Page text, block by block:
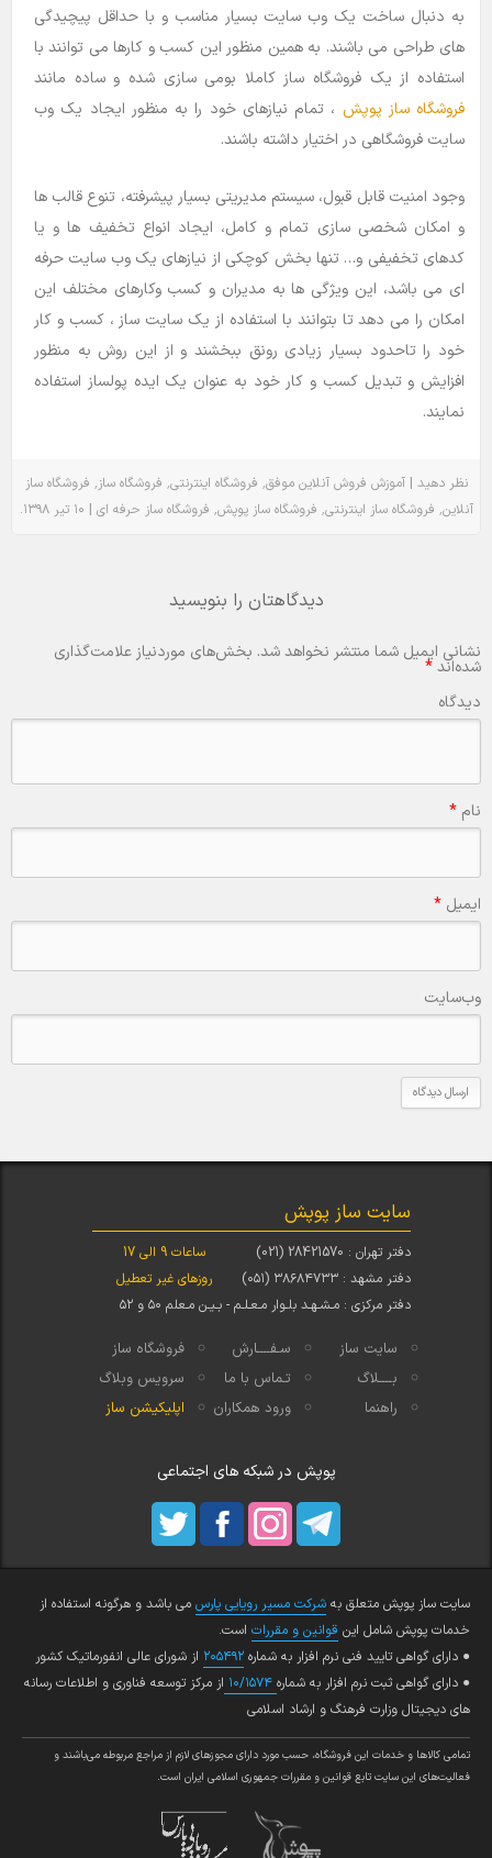
به دنبال ساخت یک وب سایت بسیار مناسب و با حداقل پیچیدگی
های طراحی می باشند. به همین منظور این کسب و کارها می توانند با
استفاده از یک فروشگاه ساز کاملا بومی سازی شده و ساده مانند
فروشگاه ساز پوپش ، تمام نیازهای خود را به منظور ایجاد یک وب
سایت فروشگاهی در اختیار داشته باشند.
وجود امنیت قابل قبول، سیستم مدیریتی بسیار پیشرفته، تنوع قالب ها
و امکان شخصی سازی تمام و کامل، ایجاد انواع تخفیف ها و یا
کدهای تخفیفی و… تنها بخش کوچکی از نیازهای یک وب سایت حرفه
ای می باشد، این ویژگی ها به مدیران و کسب وکارهای مختلف این
امکان را می دهد تا بتوانند با استفاده از یک سایت ساز ، کسب و کار
خود را تاحدود بسیار زیادی رونق ببخشند و از این روش به منظور
افزایش و تبدیل کسب و کار خود به عنوان یک ایده پولساز استفاده
نمایند.
نظر دهید |آموزش فروش آنلاین موفق٬ فروشگاه اینترنتی٬ فروشگاه ساز٬ فروشگاه ساز
آنلاین٬ فروشگاه ساز اینترنتی٬ فروشگاه ساز پوپش٬ فروشگاه ساز حرفه ای | ۱۰ تیر ۱۳۹۸ .
دیدگاهتان را بنویسید
نشانی ایمیل شما منتشر نخواهد شد. بخش‌های موردنیاز علامت‌گذاری
شده‌اند*
دیدگاه
نام *
ایمیل *
وب‌سایت
سایت ساز پوپش
دفتر تهران : 28421570 (021)
دفتر مشهد : ۳۸۶۸۴۷۳۳ (۰۵۱)
ساعات 9 الی 17
روزهای غیر تعطیل
دفتر مرکزی : مـشـهـد بلـوار مـعـلـم - بـیـن مـعلم ۵۰ و ۵۲
سایت ساز سـفــــارش
فروشگاه ساز
بــــلاگ
تـماس با ما
سرویس وبلاگ
راهنما
ورود همکاران اپلیکیشن ساز
پوپش در شبکه های اجتماعی
سایت ساز پوپش متعلق به شرکت مسیر رویایی پارس می باشد و هرگونه استفاده از
خدمات پوپش شامل این قوانین و مقررات است.
● دارای گواهی تایید فنی نرم افزار به شماره ۲۰۵۴۹۲ از شورای عالی انفورماتیک کشور
● دارای گواهی ثبت نرم افزار به شماره
از مرکز توسعه فناوری و اطلاعات رسانه
های دیجیتال وزارت فرهنگ و ارشاد اسلامی
تمامي كالاها و خدمات اين فروشگاه، حسب مورد داراي مجوزهاي لازم از مراجع مربوطه مي‌باشند و
فعاليت‌هاي اين سايت تابع قوانين و مقررات جمهوري اسلامي ايران است.